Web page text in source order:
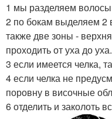
1 мы разделяем
2 по бокам выделяем 2
также две зоны -
проходить от уха до
3 если имеется челка,
4 если челка не
поровну в височные
6 отделить и заколоть